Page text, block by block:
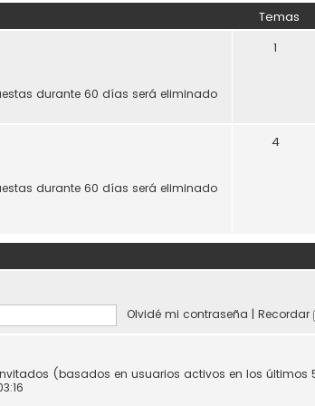
Temas
durante 60 días será eliminado
1
durante 60 días será eliminado
4
Olvidé mi contraseña | Recordar
(basados en usuarios activos en los últimos